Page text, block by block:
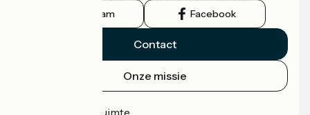
Instagram Facebook
Contact
Onze missie
Professionele ruimte